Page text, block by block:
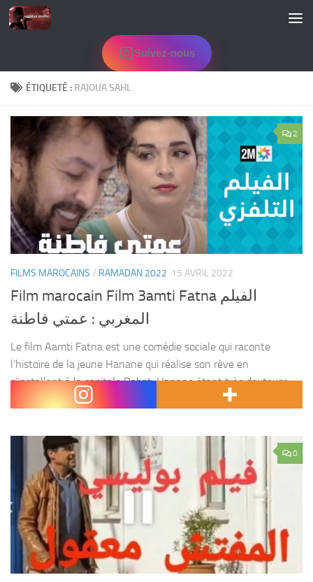
Skip to content
Suivez-nous
ÉTIQUETÉ : RAJOUA SAHL
2
FILMS MAROCAINS / RAMADAN 2022 15 AVRIL 2022
Film marocain Film 3amti Fatna الفيلم
المغربي : عمتي فاطنة
Le film Aamti Fatna est une comédie sociale qui raconte
l’histoire de la jeune Hanane qui réalise son rêve en
s’installant à la capitale Rabat. Hanane étant très douteuse,
elle commencera à penser que...
0